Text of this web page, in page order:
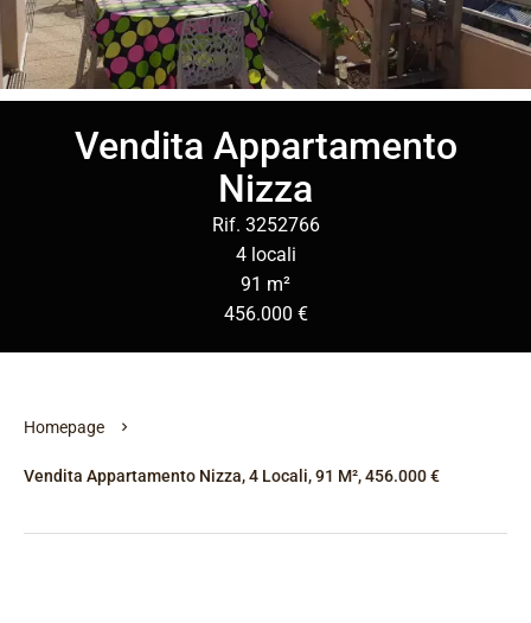
Vendita Appartamento
Nizza
Rif. 3252766
4 locali
91 m²
456.000 €
Homepage
Vendita Appartamento Nizza, 4 Locali, 91 M², 456.000 €